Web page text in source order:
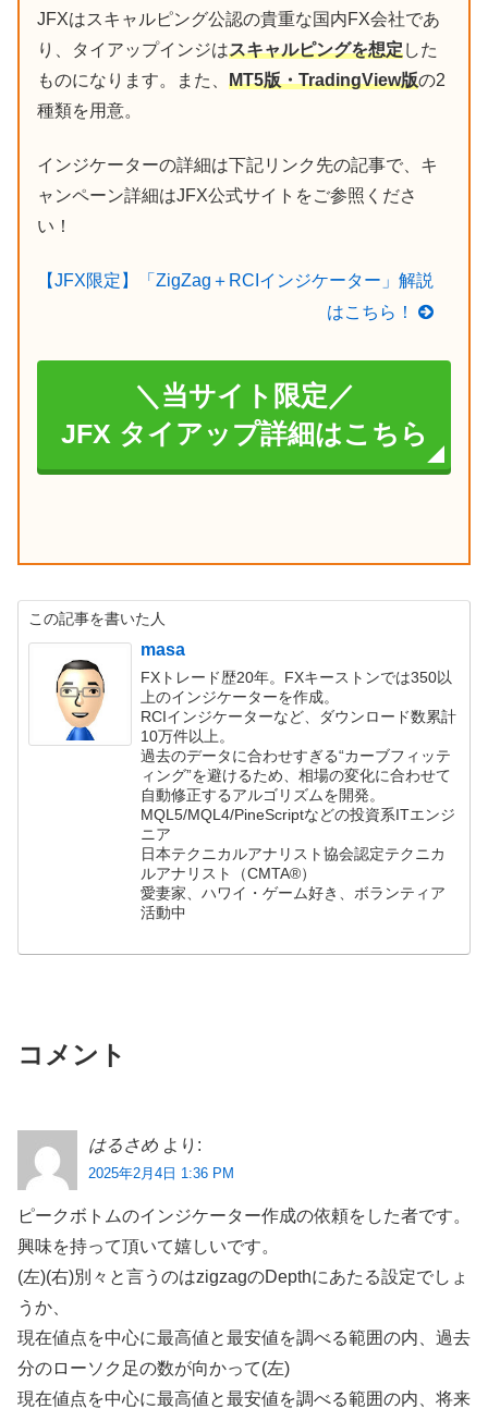
JFXはスキャルピング公認の貴重な国内FX会社であ
り、タイアップインジはスキャルピングを想定した
ものになります。また、 MT5版・TradingView版の2
種類を用意。
インジケーターの詳細は下記リンク先の記事で、キ
ャンペーン詳細はJFX公式サイトをご参照くださ
い！
【JFX限定】「ZigZag＋RCIインジケーター」解説
はこちら！
＼当サイト限定／
JFX タイアップ詳細はこちら
この記事を書いた人
masa
FXトレード歴20年。FXキーストンでは350以
上のインジケーターを作成。
RCIインジケーターなど、ダウンロード数累計
10万件以上。
過去のデータに合わせすぎる“カーブフィッテ
ィング”を避けるため、相場の変化に合わせて
自動修正するアルゴリズムを開発。
MQL5/MQL4/PineScriptなどの投資系ITエンジ
ニア
日本テクニカルアナリスト協会認定テクニカ
ルアナリスト（CMTA®）
愛妻家、ハワイ・ゲーム好き、ボランティア
活動中
コメント
はるさめ より:
2025年2月4日 1:36 PM
ピークボトムのインジケーター作成の依頼をした者です。
興味を持って頂いて嬉しいです。
(左)(右)別々と言うのはzigzagのDepthにあたる設定でしょ
うか、
現在値点を中心に最高値と最安値を調べる範囲の内、過去
分のローソク足の数が向かって(左)
現在値点を中心に最高値と最安値を調べる範囲の内、将来